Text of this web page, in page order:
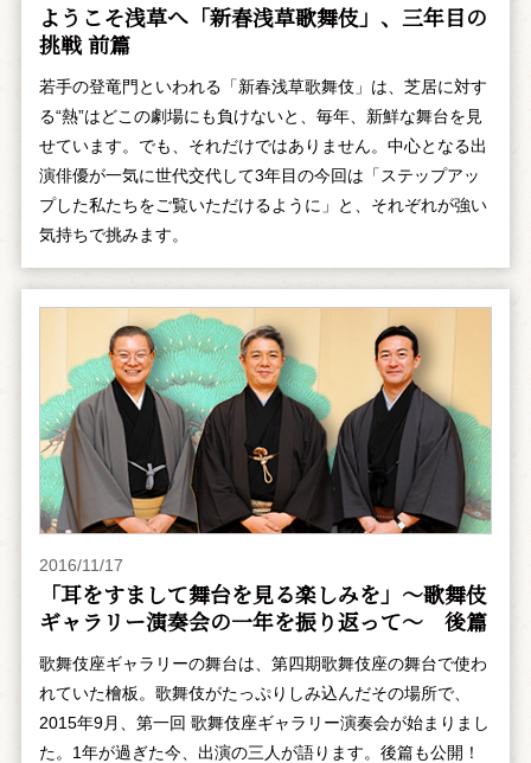
ようこそ浅草へ「新春浅草歌舞伎」、三年目の
挑戦 前篇
若手の登竜門といわれる「新春浅草歌舞伎」は、芝居に対す
る“熱”はどこの劇場にも負けないと、毎年、新鮮な舞台を見
せています。でも、それだけではありません。中心となる出
演俳優が一気に世代交代して3年目の今回は「ステップアッ
プした私たちをご覧いただけるように」と、それぞれが強い
気持ちで挑みます。
2016/11/17
「耳をすまして舞台を見る楽しみを」～歌舞伎
ギャラリー演奏会の一年を振り返って～ 後篇
歌舞伎座ギャラリーの舞台は、第四期歌舞伎座の舞台で使わ
れていた檜板。歌舞伎がたっぷりしみ込んだその場所で、
2015年9月、第一回 歌舞伎座ギャラリー演奏会が始まりまし
た。1年が過ぎた今、出演の三人が語ります。後篇も公開！